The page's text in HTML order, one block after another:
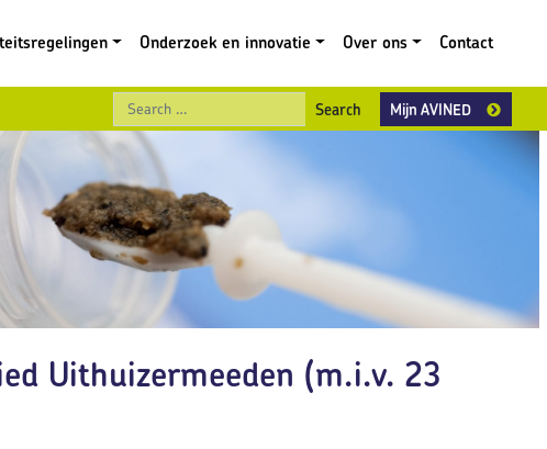
Onderzoek en innovatie Over ons Contact
Search
Mijn AVINED
Uithuizermeeden (m.i.v. 23